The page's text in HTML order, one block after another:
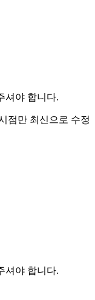
셔야 합니다.
점만 최신으로 수정
셔야 합니다.